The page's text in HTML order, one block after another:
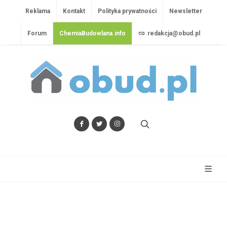
Reklama Kontakt Polityka prywatności Newsletter
Forum ChemiaBudowlana.info redakcja@obud.pl